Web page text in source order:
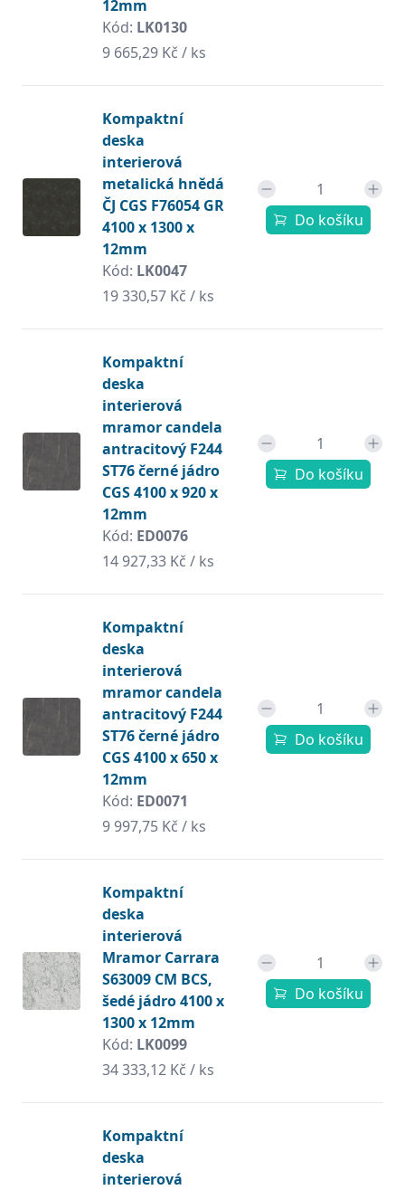
12mm
Kód: LK0130
9 665,29 Kč / ks
Kompaktní
deska
interierová
metalická hnědá
ČJ CGS F76054 GR
4100 x 1300 x
12mm
Kód: LK0047
19 330,57 Kč / ks
Do košíku
Kompaktní
deska
interierová
mramor candela
antracitový F244
ST76 černé jádro
CGS 4100 x 920 x
12mm
Kód: ED0076
14 927,33 Kč / ks
Do košíku
Kompaktní
deska
interierová
mramor candela
antracitový F244
ST76 černé jádro
CGS 4100 x 650 x
12mm
Kód: ED0071
9 997,75 Kč / ks
Do košíku
Kompaktní
deska
interierová
Mramor Carrara
S63009 CM BCS,
šedé jádro 4100 x
1300 x 12mm
Kód: LK0099
34 333,12 Kč / ks
Do košíku
Kompaktní
deska
interierová